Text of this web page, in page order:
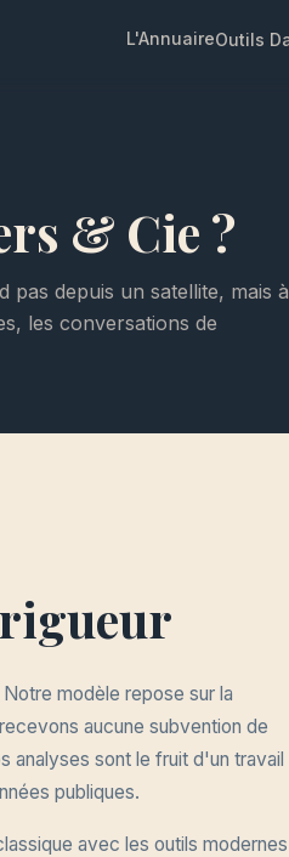
L'AnnuaireOutils
& Cie ?
depuis un satellite, mais à
les conversations de
modèle repose sur la
aucune subvention de
analyses sont le fruit d'un travail
publiques.
avec les outils